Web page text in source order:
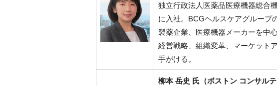
独立行政法人医薬品医療機器総合
に入社。BCGヘルスケアグループ
製薬企業、医療機器メーカーを中
経営戦略、組織変革、マーケット
手がける。
柳本 岳史 氏（ボストン コンサル